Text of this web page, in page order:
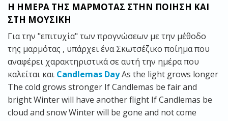
Η ΗΜΕΡΑ ΤΗΣ ΜΑΡΜΟΤΑΣ ΣΤΗΝ ΠΟΙΗΣΗ ΚΑΙ
ΣΤΗ ΜΟΥΣΙΚΗ
Για την "επιτυχία" των προγνώσεων με την μέθοδο
της μαρμότας , υπάρχει ένα Σκωτσέζικο ποίημα που
αναφέρει χαρακτηριστικά σε αυτή την ημέρα που
καλείται και Candlemas DayAs the light grows longer
The cold grows stronger If Candlemas be fair and
bright Winter will have another flight If Candlemas be
cloud and snow Winter will be gone and not come